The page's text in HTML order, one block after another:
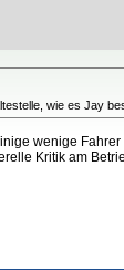
wie es Jay
wenige Fahrer
Kritik am